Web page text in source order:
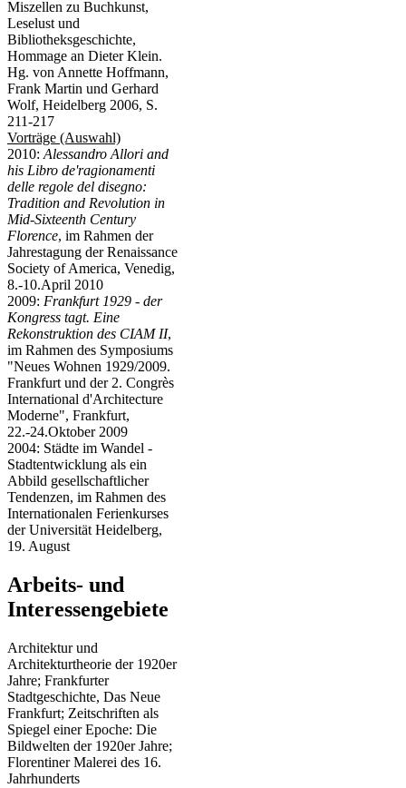
Miszellen zu Buchkunst,
Leselust und
Bibliotheksgeschichte,
Hommage an Dieter Klein.
Hg. von Annette Hoffmann,
Frank Martin und Gerhard
Wolf, Heidelberg 2006, S.
211-217
Vorträge (Auswahl)
2010: Alessandro Allori and
his Libro de'ragionamenti
delle regole del disegno:
Tradition and Revolution in
Mid-Sixteenth Century
Florence, im Rahmen der
Jahrestagung der Renaissance
Society of America, Venedig,
8.-10.April 2010
2009: Frankfurt 1929 - der
Kongress tagt. Eine
Rekonstruktion des CIAM II,
im Rahmen des Symposiums
"Neues Wohnen 1929/2009.
Frankfurt und der 2. Congrès
International d'Architecture
Moderne", Frankfurt,
22.-24.Oktober 2009
2004: Städte im Wandel -
Stadtentwicklung als ein
Abbild gesellschaftlicher
Tendenzen, im Rahmen des
Internationalen Ferienkurses
der Universität Heidelberg,
19. August
Arbeits- und
Interessengebiete
Architektur und
Architekturtheorie der 1920er
Jahre; Frankfurter
Stadtgeschichte, Das Neue
Frankfurt; Zeitschriften als
Spiegel einer Epoche: Die
Bildwelten der 1920er Jahre;
Florentiner Malerei des 16.
Jahrhunderts